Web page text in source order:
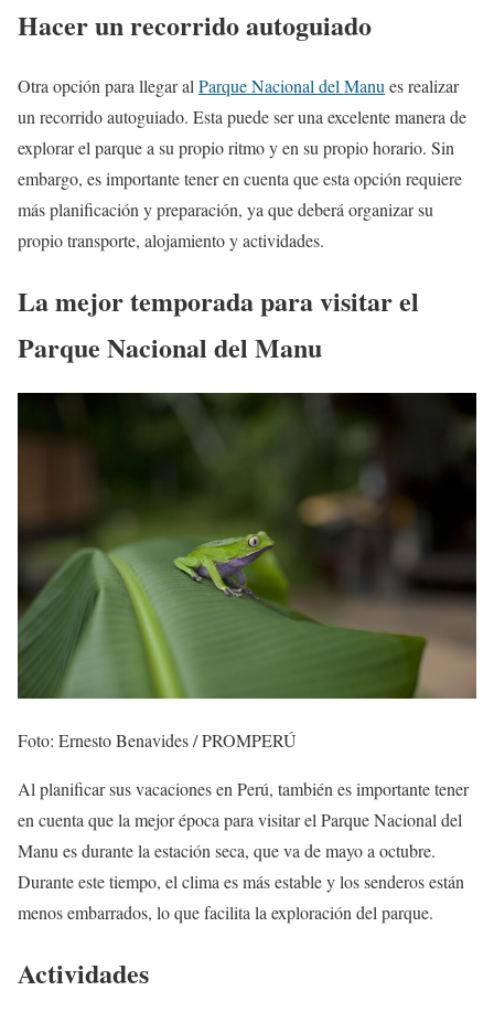
Hacer un recorrido autoguiado
Otra opción para llegar al Parque Nacional del Manu es realizar
un recorrido autoguiado. Esta puede ser una excelente manera de
explorar el parque a su propio ritmo y en su propio horario. Sin
embargo, es importante tener en cuenta que esta opción requiere
más planificación y preparación, ya que deberá organizar su
propio transporte, alojamiento y actividades.
La mejor temporada para visitar el
Parque Nacional del Manu
Foto: Ernesto Benavides / PROMPERÚ
Al planificar sus vacaciones en Perú, también es importante tener
en cuenta que la mejor época para visitar el Parque Nacional del
Manu es durante la estación seca, que va de mayo a octubre.
Durante este tiempo, el clima es más estable y los senderos están
menos embarrados, lo que facilita la exploración del parque.
Actividades